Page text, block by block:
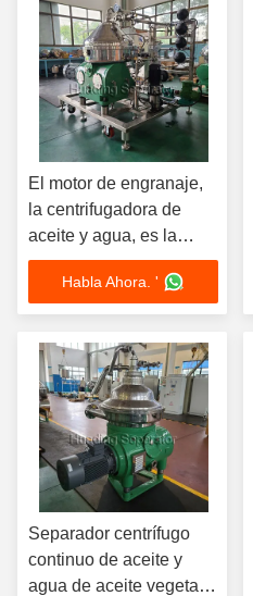
El motor de engranaje,
la centrifugadora de
aceite y agua, es la
solución definitiva para
separar el aceite y el
agua.
Habla Ahora. '
Separador centrífugo
continuo de aceite y
agua de aceite vegetal